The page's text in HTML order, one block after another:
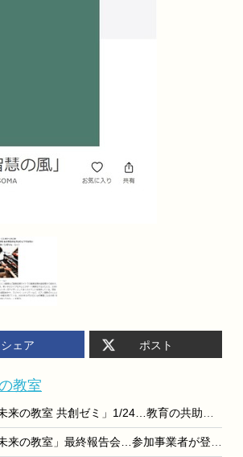
シェア ポスト
教室
大阪で「未来の教室 共創ゼミ」1/24…教育の共助を議論
経産省「未来の教室」最終報告会…参加事業者が登壇3/6